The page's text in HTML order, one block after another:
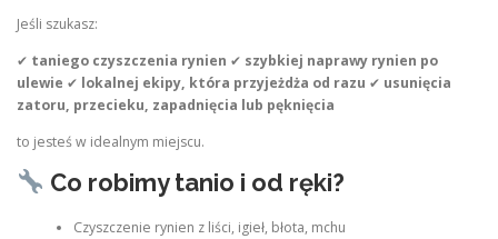
Jeśli szukasz:
✔ taniego czyszczenia rynien ✔ szybkiej naprawy rynien po
ulewie ✔ lokalnej ekipy, która przyjeżdża od razu ✔ usunięcia
zatoru, przecieku, zapadnięcia lub pęknięcia
to jesteś w idealnym miejscu.
Co robimy tanio i od ręki?
Czyszczenie rynien z liści, igieł, błota, mchu